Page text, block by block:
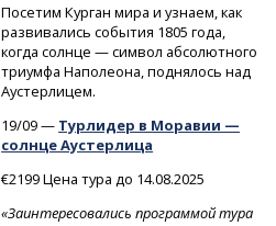
Посетим Курган мира и узнаем, как
развивались события 1805 года,
когда солнце — символ абсолютного
триумфа Наполеона, поднялось над
Аустерлицем.
19/09 — Турлидер в Моравии —
солнце Аустерлица
€2199 Цена тура до 14.08.2025
«Заинтересовались программой тура